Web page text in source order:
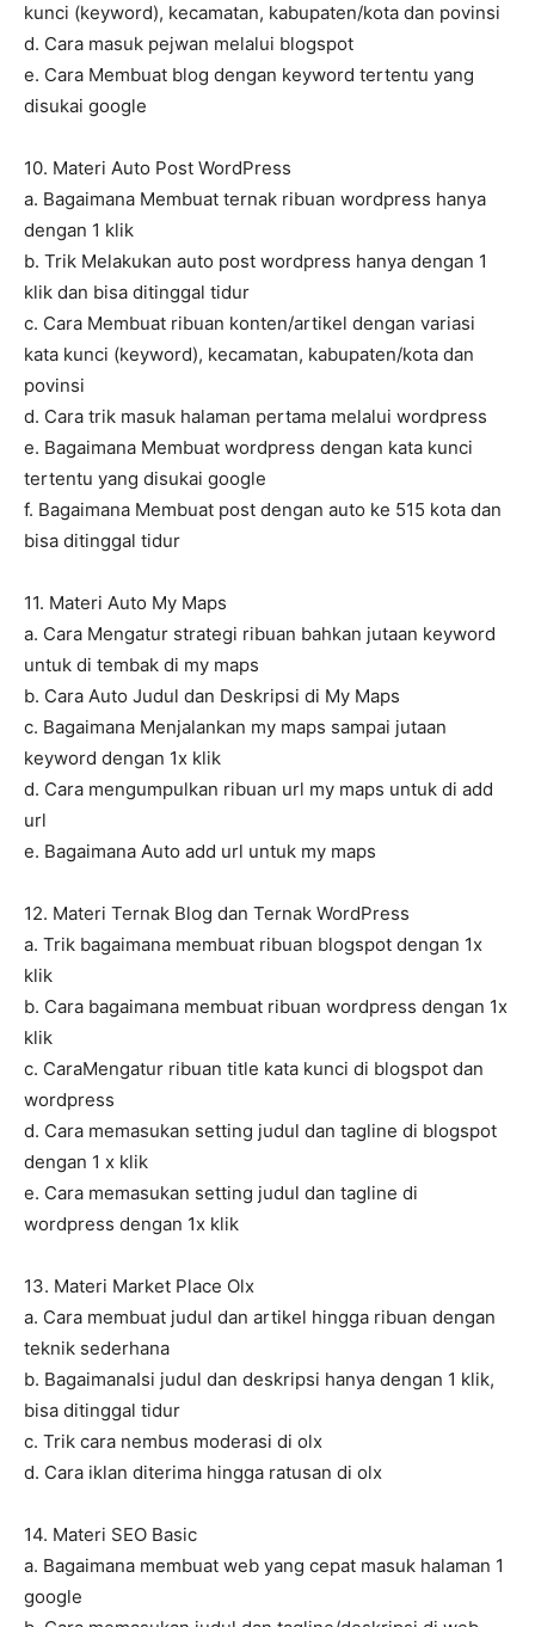
kunci (keyword), kecamatan, kabupaten/kota dan povinsi
d. Cara masuk pejwan melalui blogspot
e. Cara Membuat blog dengan keyword tertentu yang
disukai google
10. Materi Auto Post WordPress
a. Bagaimana Membuat ternak ribuan wordpress hanya
dengan 1 klik
b. Trik Melakukan auto post wordpress hanya dengan 1
klik dan bisa ditinggal tidur
c. Cara Membuat ribuan konten/artikel dengan variasi
kata kunci (keyword), kecamatan, kabupaten/kota dan
povinsi
d. Cara trik masuk halaman pertama melalui wordpress
e. Bagaimana Membuat wordpress dengan kata kunci
tertentu yang disukai google
f. Bagaimana Membuat post dengan auto ke 515 kota dan
bisa ditinggal tidur
11. Materi Auto My Maps
a. Cara Mengatur strategi ribuan bahkan jutaan keyword
untuk di tembak di my maps
b. Cara Auto Judul dan Deskripsi di My Maps
c. Bagaimana Menjalankan my maps sampai jutaan
keyword dengan 1x klik
d. Cara mengumpulkan ribuan url my maps untuk di add
url
e. Bagaimana Auto add url untuk my maps
12. Materi Ternak Blog dan Ternak WordPress
a. Trik bagaimana membuat ribuan blogspot dengan 1x
klik
b. Cara bagaimana membuat ribuan wordpress dengan 1x
klik
c. CaraMengatur ribuan title kata kunci di blogspot dan
wordpress
d. Cara memasukan setting judul dan tagline di blogspot
dengan 1 x klik
e. Cara memasukan setting judul dan tagline di
wordpress dengan 1x klik
13. Materi Market Place Olx
a. Cara membuat judul dan artikel hingga ribuan dengan
teknik sederhana
b. BagaimanaIsi judul dan deskripsi hanya dengan 1 klik,
bisa ditinggal tidur
c. Trik cara nembus moderasi di olx
d. Cara iklan diterima hingga ratusan di olx
14. Materi SEO Basic
a. Bagaimana membuat web yang cepat masuk halaman 1
google